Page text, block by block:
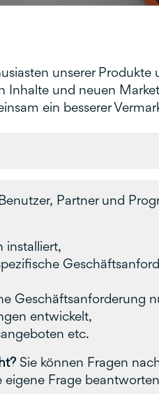
unserer Produkte
Inhalte und neuen
ein besserer
Partner und
installiert,
Geschäftsanforderung
entwickelt,
etc.
Sie können Fragen
Frage